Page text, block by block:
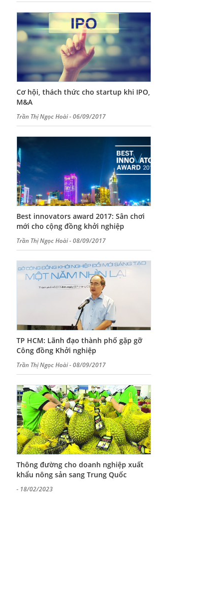
Cơ hội, thách thức cho startup khi IPO,
M&A
Trần Thị Ngọc Hoài - 06/09/2017
Best innovators award 2017: Sân chơi
mới cho cộng đồng khởi nghiệp
Trần Thị Ngọc Hoài - 08/09/2017
TP HCM: Lãnh đạo thành phố gặp gỡ
Công đồng Khởi nghiệp
Trần Thị Ngọc Hoài - 08/09/2017
Thông đường cho doanh nghiệp xuất
khẩu nông sản sang Trung Quốc
- 18/02/2023